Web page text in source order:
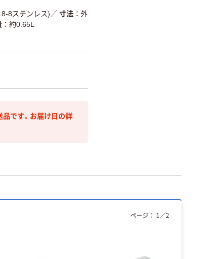
8ステンレス) ／ 寸法
外
約0.65L
です。お届け日の詳
ページ： 1 ／2